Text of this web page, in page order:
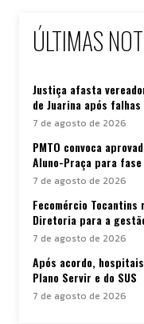
ÚLTIMAS
Justiça afasta
de Juarina após
7 de agosto de 2026
PMTO convoca
Aluno-Praça para
7 de agosto de 2026
Fecomércio
Diretoria para a
7 de agosto de 2026
Após acordo,
Plano Servir e do SUS
7 de agosto de 2026